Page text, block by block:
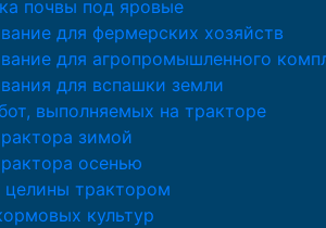
почвы под яровые
для фермерских хозяйств
для агропромышленного
для вспашки земли
выполняемых на тракторе
зимой
осенью
целины трактором
культур